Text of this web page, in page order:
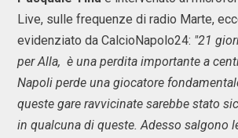
Live, sulle frequenze di radio Marte,
evidenziato da CalcioNapolo24: "21
per Alla, è una perdita importante a
Napoli perde una giocatore
queste gare ravvicinate sarebbe stato
in qualcuna di queste. Adesso salgono